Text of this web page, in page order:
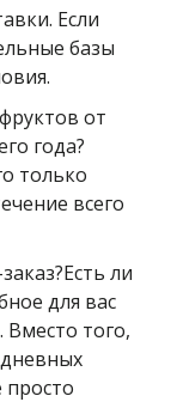
Если
базы
от
года?
только
всего
ли
для вас
того,